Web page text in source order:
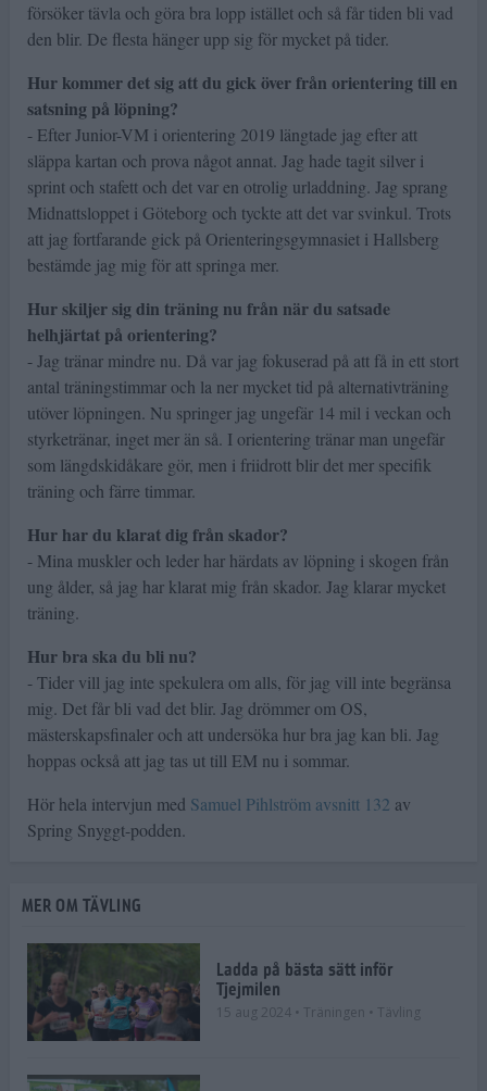
försöker tävla och göra bra lopp istället och så får tiden bli vad
den blir. De flesta hänger upp sig för mycket på tider.
Hur kommer det sig att du gick över från orientering till en
satsning på löpning?
- Efter Junior-VM i orientering 2019 längtade jag efter att
släppa kartan och prova något annat. Jag hade tagit silver i
sprint och stafett och det var en otrolig urladdning. Jag sprang
Midnattsloppet i Göteborg och tyckte att det var svinkul. Trots
att jag fortfarande gick på Orienteringsgymnasiet i Hallsberg
bestämde jag mig för att springa mer.
Hur skiljer sig din träning nu från när du satsade
helhjärtat på orientering?
- Jag tränar mindre nu. Då var jag fokuserad på att få in ett stort
antal träningstimmar och la ner mycket tid på alternativträning
utöver löpningen. Nu springer jag ungefär 14 mil i veckan och
styrketränar, inget mer än så. I orientering tränar man ungefär
som längdskidåkare gör, men i friidrott blir det mer specifik
träning och färre timmar.
Hur har du klarat dig från skador?
- Mina muskler och leder har härdats av löpning i skogen från
ung ålder, så jag har klarat mig från skador. Jag klarar mycket
träning.
Hur bra ska du bli nu?
- Tider vill jag inte spekulera om alls, för jag vill inte begränsa
mig. Det får bli vad det blir. Jag drömmer om OS,
mästerskapsfinaler och att undersöka hur bra jag kan bli. Jag
hoppas också att jag tas ut till EM nu i sommar.
Hör hela intervjun med Samuel Pihlström avsnitt 132 av
Spring Snyggt-podden.
MER OM TÄVLING
Ladda på bästa sätt inför
Tjejmilen
15 aug 2024 • Träningen • Tävling